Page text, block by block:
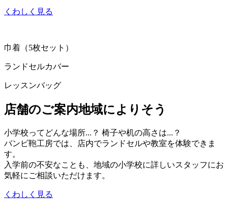
くわしく見る
巾着（5枚セット）
ランドセルカバー
レッスンバッグ
店舗のご案内地域によりそう
小学校ってどんな場所...？ 椅子や机の高さは...？
バンビ鞄工房では、店内でランドセルや教室を体験できま
す。
入学前の不安なことも、地域の小学校に詳しいスタッフにお
気軽にご相談いただけます。
くわしく見る